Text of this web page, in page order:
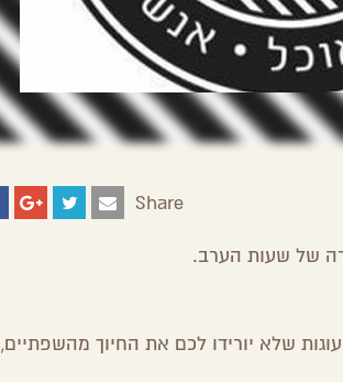
Share
Twitter
Plus
של שעות הערב.
שלא יורידו לכם את החיוך מהשפתיים,